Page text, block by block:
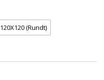
120X120 (Rundt)